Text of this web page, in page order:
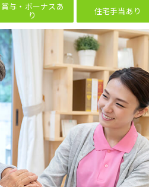
賞与・ボーナスあ
り 住宅手当あり